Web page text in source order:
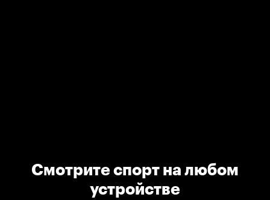
Смотрите спорт на любом
устройстве